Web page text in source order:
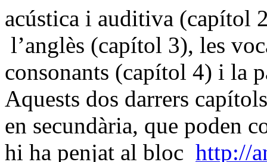
acústica i auditiva (capítol
l’anglès (capítol 3), les
consonants (capítol 4) i la
Aquests dos darrers
en secundària, que poden
hi ha penjat al bloc http://